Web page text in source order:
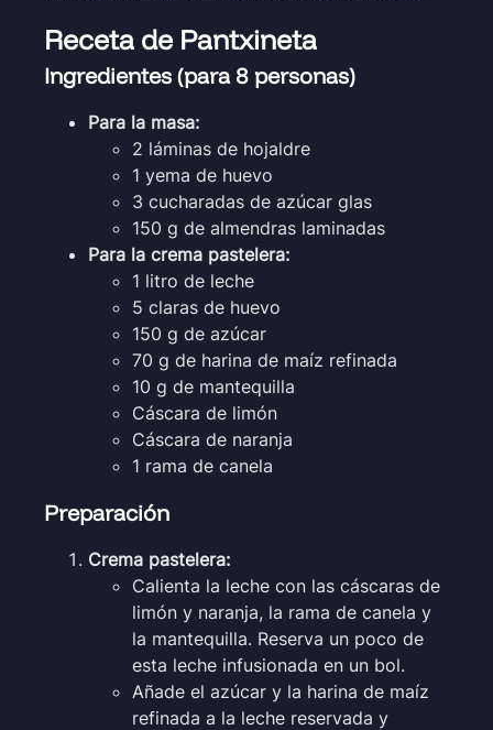
Receta de Pantxineta
Ingredientes (para 8 personas)
Para la masa:
2 láminas de hojaldre
1 yema de huevo
3 cucharadas de azúcar glas
150 g de almendras laminadas
Para la crema pastelera:
1 litro de leche
5 claras de huevo
150 g de azúcar
70 g de harina de maíz refinada
10 g de mantequilla
Cáscara de limón
Cáscara de naranja
1 rama de canela
Preparación
Crema pastelera:
Calienta la leche con las cáscaras de
limón y naranja, la rama de canela y
la mantequilla. Reserva un poco de
esta leche infusionada en un bol.
Añade el azúcar y la harina de maíz
refinada a la leche reservada y